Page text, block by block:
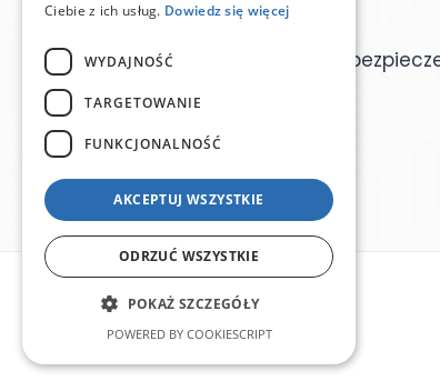
Ogólnopolska Baza Agentów
Ciebie z ich usług. Dowiedz się więcej
WYDAJNOŚĆ
TARGETOWANIE
FUNKCJONALNOŚĆ
AKCEPTUJ WSZYSTKIE
ODRZUĆ WSZYSTKIE
POKAŻ SZCZEGÓŁY
POWERED BY COOKIESCRIPT